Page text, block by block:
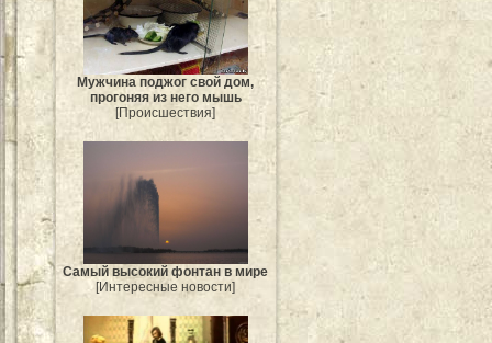
Мужчина поджог свой дом,
прогоняя из него мышь
[Происшествия]
Самый высокий фонтан в мире
[Интересные новости]